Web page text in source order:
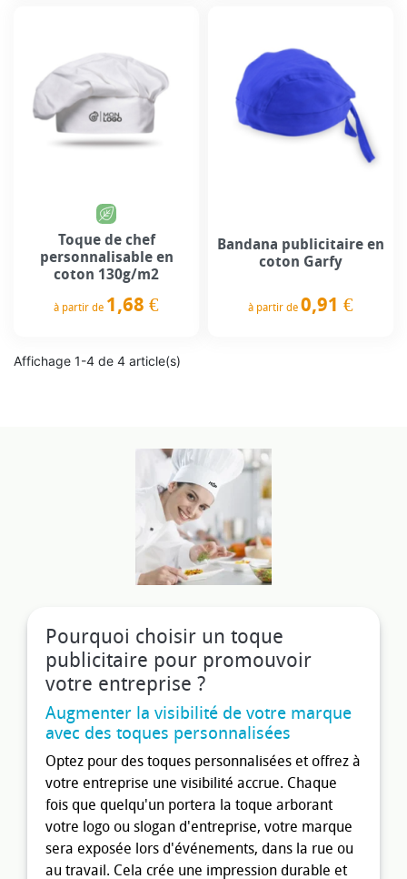
Pourquoi choisir un toque
publicitaire pour promouvoir
votre entreprise ?
Augmenter la visibilité de votre marque
avec des toques personnalisées
Optez pour des toques personnalisées et offrez à
votre entreprise une visibilité accrue. Chaque
fois que quelqu'un portera la toque arborant
votre logo ou slogan d'entreprise, votre marque
sera exposée lors d'événements, dans la rue ou
au travail. Cela crée une impression durable et
Toque de chef
personnalisable en
coton 130g/m2
à partir de 1,68 €
Bandana publicitaire en
coton Garfy
à partir de 0,91 €
Affichage 1-4 de 4 article(s)